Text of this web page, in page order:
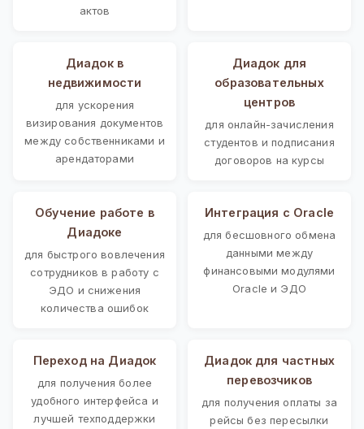
актов
Диадок в
недвижимости
для ускорения
визирования документов
между собственниками и
арендаторами
Диадок для
образовательных
центров
для онлайн-зачисления
студентов и подписания
договоров на курсы
Обучение работе в
Диадоке
для быстрого вовлечения
сотрудников в работу с
ЭДО и снижения
количества ошибок
Интеграция с Oracle
для бесшовного обмена
данными между
финансовыми модулями
Oracle и ЭДО
Переход на Диадок
для получения более
удобного интерфейса и
лучшей техподдержки
Диадок для частных
перевозчиков
для получения оплаты за
рейсы без пересылки